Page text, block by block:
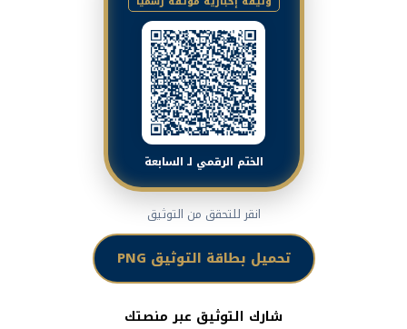
الختم الرقمي لـ السابعة
انقر للتحقق من التوثيق
تحميل بطاقة التوثيق PNG
شارك التوثيق عبر منصتك